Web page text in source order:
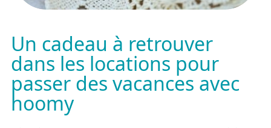
Un cadeau à retrouver
dans les locations pour
passer des vacances avec
hoomy